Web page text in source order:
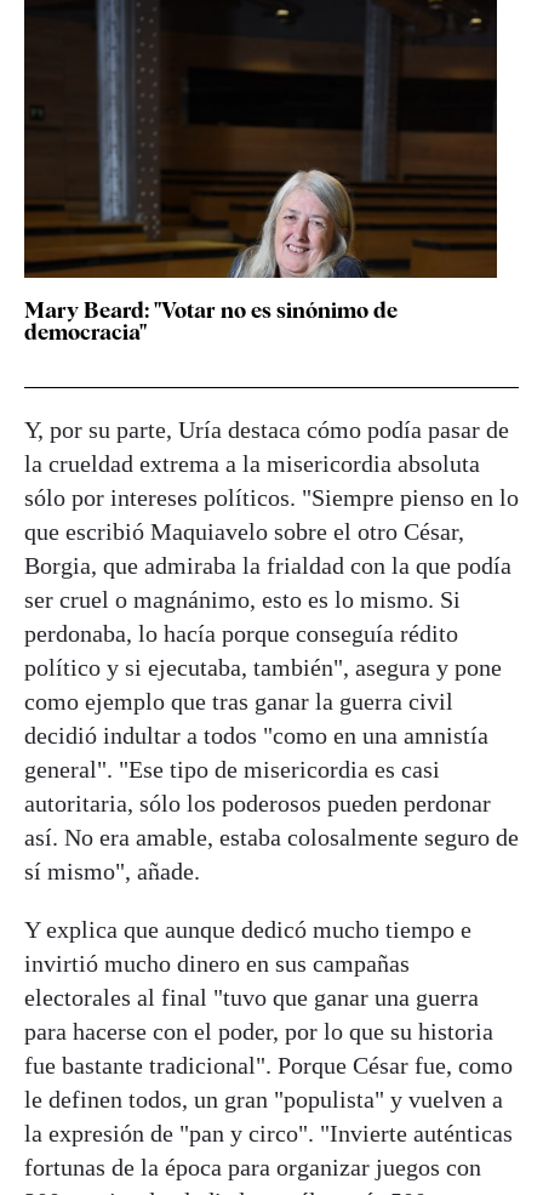
Mary Beard: "Votar no es sinónimo de
democracia"
Y, por su parte, Uría destaca cómo podía pasar de
la crueldad extrema a la misericordia absoluta
sólo por intereses políticos. "Siempre pienso en lo
que escribió Maquiavelo sobre el otro César,
Borgia, que admiraba la frialdad con la que podía
ser cruel o magnánimo, esto es lo mismo. Si
perdonaba, lo hacía porque conseguía rédito
político y si ejecutaba, también", asegura y pone
como ejemplo que tras ganar la guerra civil
decidió indultar a todos "como en una amnistía
general". "Ese tipo de misericordia es casi
autoritaria, sólo los poderosos pueden perdonar
así. No era amable, estaba colosalmente seguro de
sí mismo", añade.
Y explica que aunque dedicó mucho tiempo e
invirtió mucho dinero en sus campañas
electorales al final "tuvo que ganar una guerra
para hacerse con el poder, por lo que su historia
fue bastante tradicional". Porque César fue, como
le definen todos, un gran "populista" y vuelven a
la expresión de "pan y circo". "Invierte auténticas
fortunas de la época para organizar juegos con